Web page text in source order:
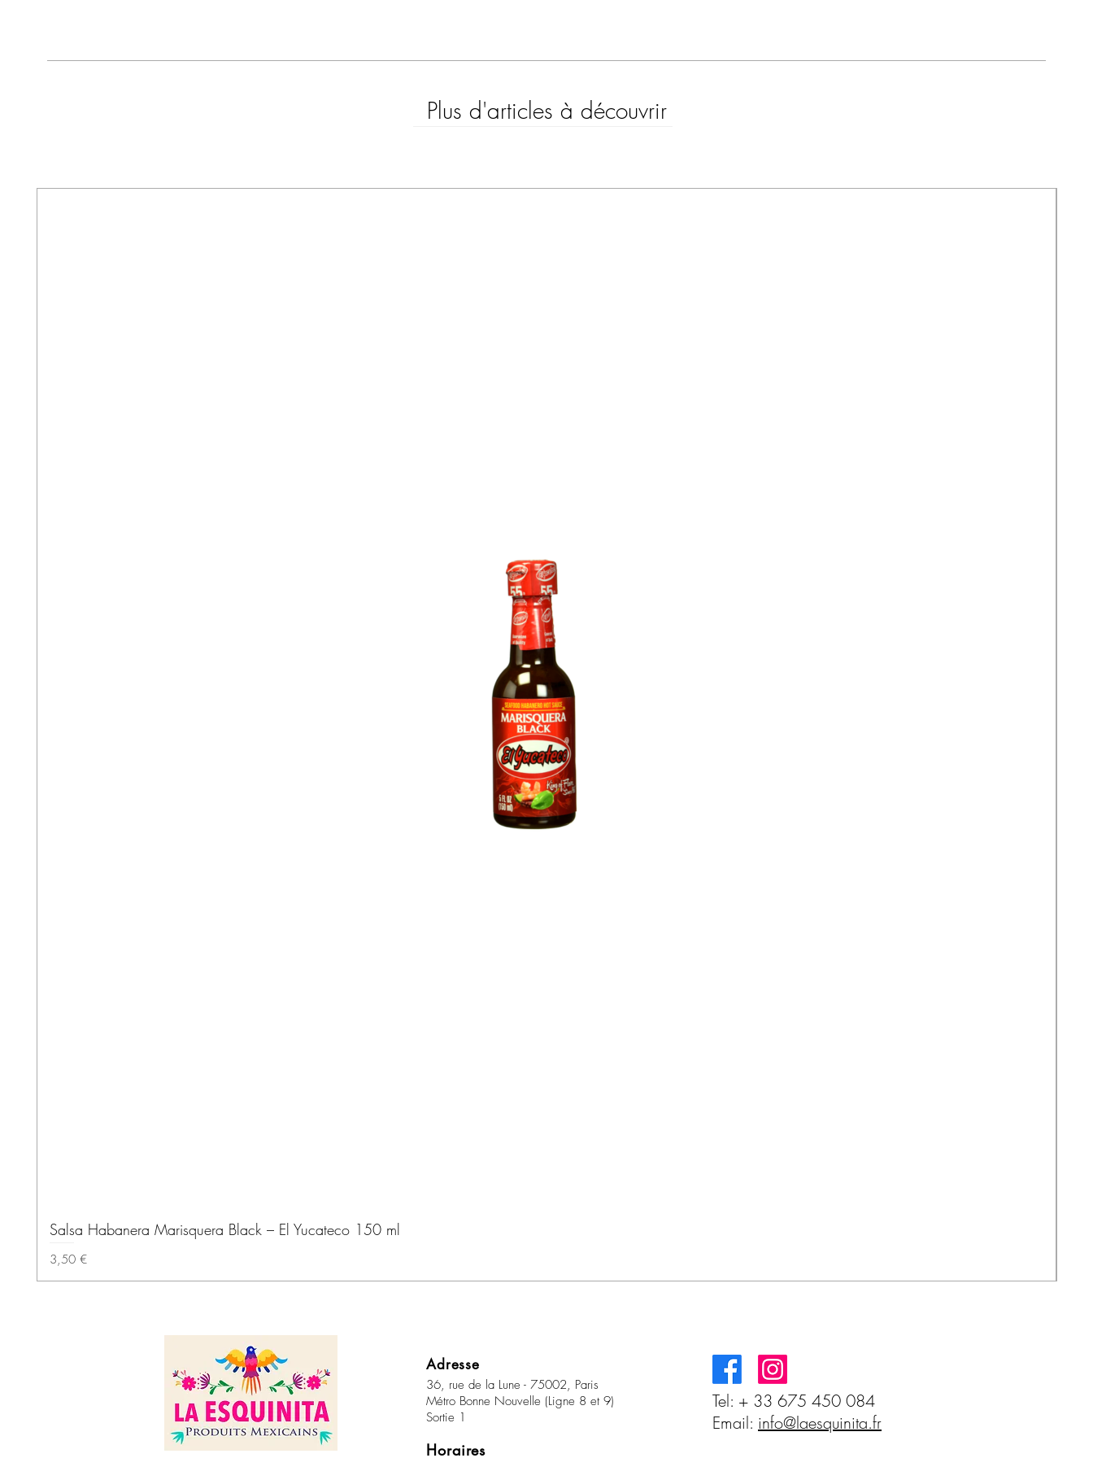
Plus d'articles à découvrir
Salsa Habanera Marisquera Black – El Yucateco 150 ml
Prix
3,50 €
Adresse
36, rue de la Lune - 75002, Paris
Métro Bonne Nouvelle (Ligne 8 et 9)
Sortie 1
Horaires
Tel: + 33 675 450 084
Email: info@laesquinita.fr